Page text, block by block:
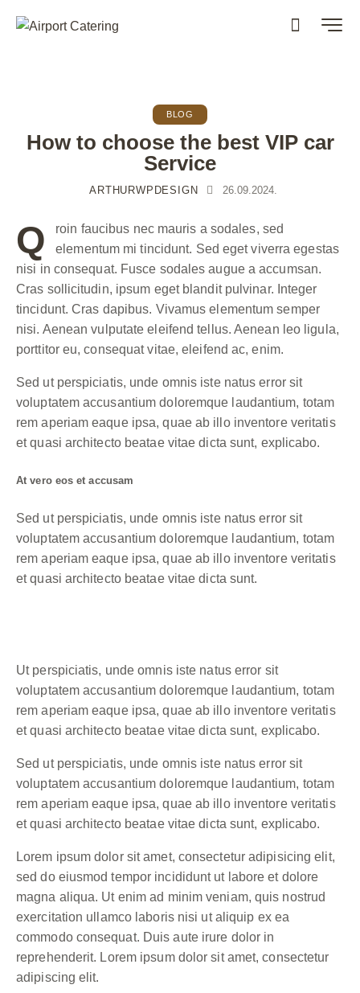
BLOG
How to choose the best VIP car
Service
ARTHURWPDESIGN 26.09.2024.
Q
roin faucibus nec mauris a sodales, sed
elementum mi tincidunt. Sed eget viverra egestas
nisi in consequat. Fusce sodales augue a accumsan.
Cras sollicitudin, ipsum eget blandit pulvinar. Integer
tincidunt. Cras dapibus. Vivamus elementum semper
nisi. Aenean vulputate eleifend tellus. Aenean leo ligula,
porttitor eu, consequat vitae, eleifend ac, enim.
Sed ut perspiciatis, unde omnis iste natus error sit
voluptatem accusantium doloremque laudantium, totam
rem aperiam eaque ipsa, quae ab illo inventore veritatis
et quasi architecto beatae vitae dicta sunt, explicabo.
At vero eos et accusam
Sed ut perspiciatis, unde omnis iste natus error sit
voluptatem accusantium doloremque laudantium, totam
rem aperiam eaque ipsa, quae ab illo inventore veritatis
et quasi architecto beatae vitae dicta sunt.
Ut perspiciatis, unde omnis iste natus error sit
voluptatem accusantium doloremque laudantium, totam
rem aperiam eaque ipsa, quae ab illo inventore veritatis
et quasi architecto beatae vitae dicta sunt, explicabo.
Sed ut perspiciatis, unde omnis iste natus error sit
voluptatem accusantium doloremque laudantium, totam
rem aperiam eaque ipsa, quae ab illo inventore veritatis
et quasi architecto beatae vitae dicta sunt, explicabo.
Lorem ipsum dolor sit amet, consectetur adipisicing elit,
sed do eiusmod tempor incididunt ut labore et dolore
magna aliqua. Ut enim ad minim veniam, quis nostrud
exercitation ullamco laboris nisi ut aliquip ex ea
commodo consequat. Duis aute irure dolor in
reprehenderit. Lorem ipsum dolor sit amet, consectetur
adipiscing elit.